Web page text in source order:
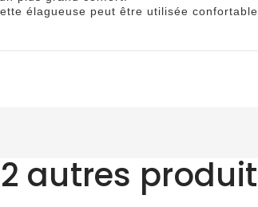
élagueuse peut être utilisée
autres